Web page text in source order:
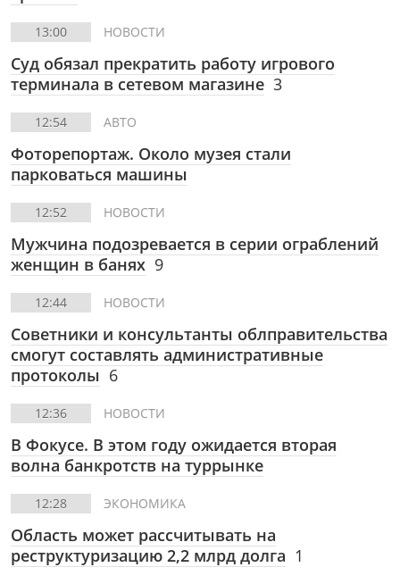
13:00 НОВОСТИ
Суд обязал прекратить работу игрового
терминала в сетевом магазине 3
12:54 АВТО
Фоторепортаж. Около музея стали
парковаться машины
12:52 НОВОСТИ
Мужчина подозревается в серии ограблений
женщин в банях 9
12:44 НОВОСТИ
Советники и консультанты облправительства
смогут составлять административные
протоколы 6
12:36 НОВОСТИ
В Фокусе. В этом году ожидается вторая
волна банкротств на туррынке
12:28 ЭКОНОМИКА
Область может рассчитывать на
реструктуризацию 2,2 млрд долга 1